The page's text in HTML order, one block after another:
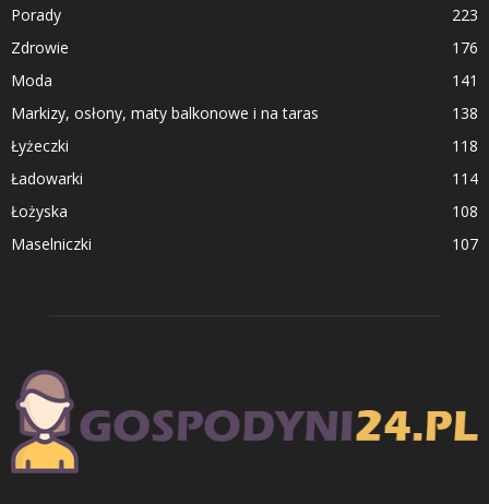
Porady
223
Zdrowie
176
Moda
141
Markizy, osłony, maty balkonowe i na taras
138
Łyżeczki
118
Ładowarki
114
Łożyska
108
Maselniczki
107